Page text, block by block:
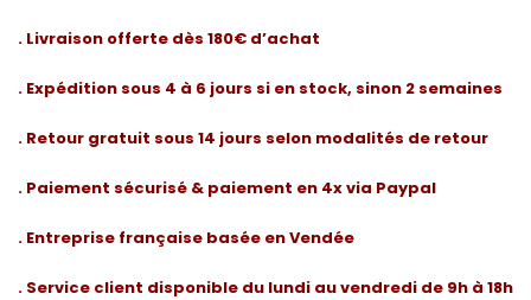
. Livraison offerte dès 180€ d’achat
. Expédition sous 4 à 6 jours si en stock, sinon 2 semaines
. Retour gratuit sous 14 jours selon modalités de retour
. Paiement sécurisé & paiement en 4x via Paypal
. Entreprise française basée en Vendée
. Service client disponible du lundi au vendredi de 9h à 18h